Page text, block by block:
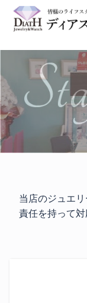
当店のジュエ
責任を持って対